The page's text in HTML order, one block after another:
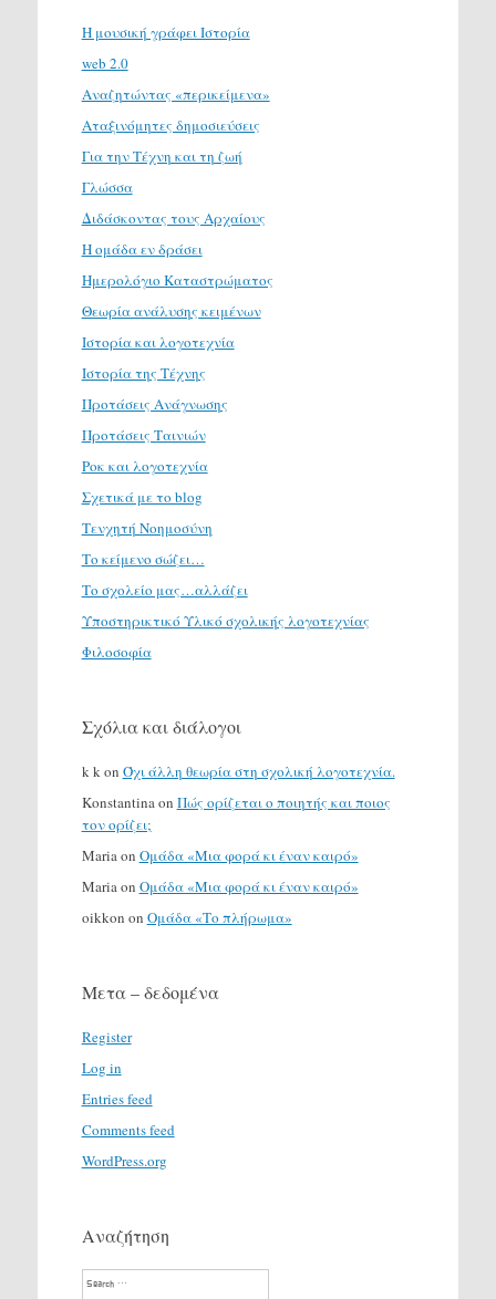
H μουσική γράφει Ιστορία
web 2.0
Αναζητώντας «περικείμενα»
Αταξινόμητες δημοσιεύσεις
Για την Τέχνη και τη ζωή
Γλώσσα
Διδάσκοντας τους Αρχαίους
Η ομάδα εν δράσει
Ημερολόγιο Καταστρώματος
Θεωρία ανάλυσης κειμένων
Ιστορία και λογοτεχνία
Ιστορία της Τέχνης
Προτάσεις Ανάγνωσης
Προτάσεις Ταινιών
Ροκ και λογοτεχνία
Σχετικά με το blog
Τενχητή Νοημοσύνη
Το κείμενο σώζει…
Το σχολείο μας…αλλάζει
Υποστηρικτικό Υλικό σχολικής λογοτεχνίας
Φιλοσοφία
Σχόλια και διάλογοι
k k on Όχι άλλη θεωρία στη σχολική λογοτεχνία.
Konstantina on Πώς ορίζεται ο ποιητής και ποιος
τον ορίζει;
Maria on Ομάδα «Μια φορά κι έναν καιρό»
Maria on Ομάδα «Μια φορά κι έναν καιρό»
oikkon on Ομάδα «Το πλήρωμα»
Μετα – δεδομένα
Register
Log in
Entries feed
Comments feed
WordPress.org
Αναζήτηση
Search